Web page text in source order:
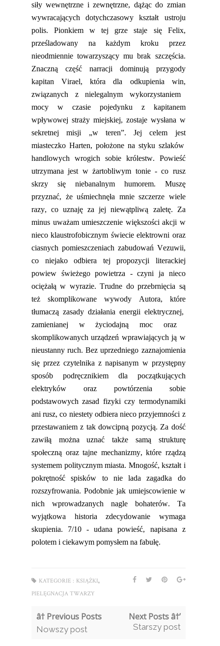
siły wewnętrzne i zewnętrzne, dążąc do zmian
wywracających dotychczasowy kształt ustroju
polis. Pionkiem w tej grze staje się Felix,
prześladowany na każdym kroku przez
nieodmiennie towarzyszący mu brak szczęścia.
Znaczną część narracji dominują przygody
kapitanVirael, która dla odkupienia win,
związanych z nielegalnym wykorzystaniem
mocy w czasie pojedynku z kapitanem
wpływowej straży miejskiej, zostaje wysłana w
sekretnej misji „w teren”. Jej celem jest
miasteczko Harten, położone na styku szlaków
handlowych wrogich sobie królestw. Powieść
utrzymana jest w żartobliwym tonie-co rusz
skrzy się niebanalnym humorem. Muszę
przyznać, żeuśmiechnęła mnieszczerze wiele
razy, co uznaję za jej niewątpliwą zaletę. Za
minus uważam umieszczenie większości akcji w
nieco klaustrofobicznym świecie elektrowni oraz
ciasnych pomieszczeniach zabudowań Vezuwii,
co niejako odbiera tej propozycji literackiej
powiew świeżego powietrza -czyni ja nieco
ociężałą w wyrazie. Trudne do przebrnięcia są
też skomplikowane wywody Autora, które
tłumaczą zasady działania energii elektrycznej,
zamienianej w życiodajną moc oraz
skomplikowanych urządzeń wprawiających ją w
nieustanny ruch. Bez uprzedniego zaznajomienia
się przez czytelnika z napisanym w przystępny
sposób podręcznikiem dla początkujących
elektryków oraz powtórzenia sobie
podstawowych zasad fizykiczy termodynamiki
ani rusz, co niestety odbiera nieco przyjemności z
przestawaniem z tak dowcipną pozycją. Za dość
zawiłą można uznać także samą strukturę
społeczną oraz tajne mechanizmy, które rządzą
systemem politycznym miasta. Mnogość, kształt i
pokrętność spisków to nie lada zagadka do
rozszyfrowania. Podobnie jak umiejscowienie w
nich wprowadzanych nagle bohaterów. Ta
wyjątkowa historia zdecydowanie wymaga
skupienia. 7/10 -udana powieść, napisana z
polotem i ciekawym pomysłem na fabułę.
KATEGORIE : KSIĄŻKI,
PIELĘGNACJA TWARZY
â† Previous Posts
Nowszy post
Next Posts â†’
Starszy post